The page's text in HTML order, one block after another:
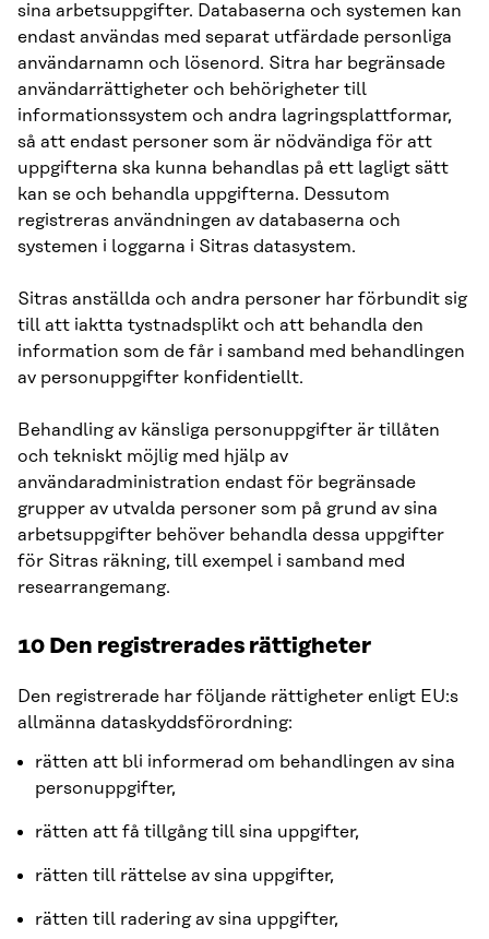
sina arbetsuppgifter. Databaserna och systemen kan
endast användas med separat utfärdade personliga
användarnamn och lösenord. Sitra har begränsade
användarrättigheter och behörigheter till
informationssystem och andra lagringsplattformar,
så att endast personer som är nödvändiga för att
uppgifterna ska kunna behandlas på ett lagligt sätt
kan se och behandla uppgifterna. Dessutom
registreras användningen av databaserna och
systemen i loggarna i Sitras datasystem.
Sitras anställda och andra personer har förbundit sig
till att iaktta tystnadsplikt och att behandla den
information som de får i samband med behandlingen
av personuppgifter konfidentiellt.
Behandling av känsliga personuppgifter är tillåten
och tekniskt möjlig med hjälp av
användaradministration endast för begränsade
grupper av utvalda personer som på grund av sina
arbetsuppgifter behöver behandla dessa uppgifter
för Sitras räkning, till exempel i samband med
researrangemang.
10 Den registrerades rättigheter
Den registrerade har följande rättigheter enligt EU:s
allmänna dataskyddsförordning:
rätten att bli informerad om behandlingen av sina
personuppgifter,
rätten att få tillgång till sina uppgifter,
rätten till rättelse av sina uppgifter,
rätten till radering av sina uppgifter,